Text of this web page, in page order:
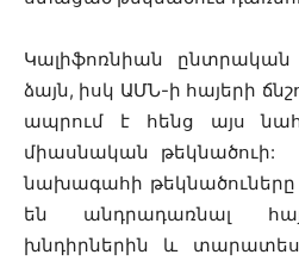
Կալիֆոռնիան ընտրական
ձայն, իսկ ԱՄՆ-ի հայերի
ապրում է հենց այս
միասնական
նախագահի թեկնածուները
են անդրադառնալ
խնդիրներին և